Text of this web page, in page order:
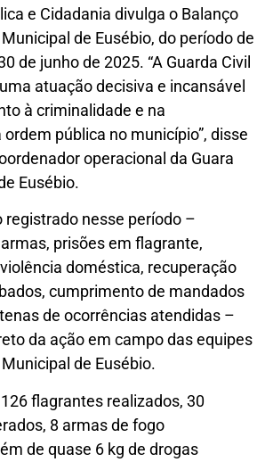
e Cidadania divulga o Balanço
de Eusébio, do período de
de junho de 2025. “A Guarda Civil
atuação decisiva e incansável
à criminalidade e na
pública no município”, disse
operacional da Guara
Eusébio.
registrado nesse período –
prisões em flagrante,
doméstica, recuperação
cumprimento de mandados
de ocorrências atendidas –
da ação em campo das equipes
de Eusébio.
flagrantes realizados, 30
8 armas de fogo
de quase 6 kg de drogas